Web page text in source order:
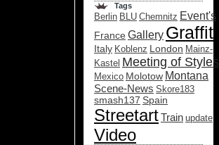
Tags
Berlin BLU Chemnitz Event's
FranceGallery Graffiti
Italy Koblenz London Mainz-
Kastel Meeting of Styles
Mexico Molotow Montana
Scene-News Skore183
smash137 Spain
StreetartTrain update
Video